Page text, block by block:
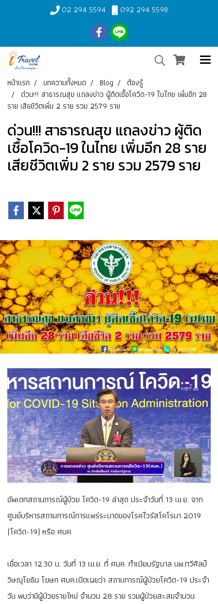
02 294 5594 092 294 5598
หน้าแรก บทความทั้งหมด Blog
ต้องรู้
ด่วน!!! สาธารณสุข แถลงข่าว ผู้ติดเชื้อโควิด-19 ในไทย เพิ่มอีก 28
ราย เสียชีวิตเพิ่ม 2 ราย รวม 2579 ราย
ด่วน!!! สาธารณสุข แถลงข่าว ผู้ติด
เชื้อโควิด-19 ในไทย เพิ่มอีก 28 ราย
เสียชีวิตเพิ่ม 2 ราย รวม 2579 ราย
อัพเดทสถานการณ์ผู้ป่วย โควิด-19 ล่าสุด ประจำวันที่ 13 เม.ย. จาก
ศูนย์บริหารสถานการณ์การแพร่ระบาดของโรคไวรัสโคโรนา 2019
(โควิด-19) หรือ ศบค.
เมื่อเวลา 12.30 น. วันที่ 13 เม.ย. ที่ ศบค. ทำเนียบรัฐบาล นพ.ทวีศิลป์
วิษณุโยธิน โฆษก ศบค.เปิดเผยว่า สถานการณ์ผู้ป่วยโควิด-19 ประจำ
วัน พบว่ามีผู้ป่วยรายใหม่ จำนวน 28 ราย รวมผู้ป่วยสะสมจำนวน